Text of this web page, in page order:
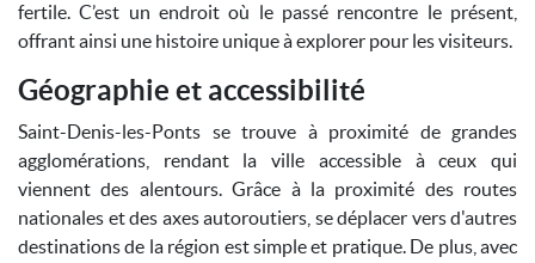
fertile. C’est un endroit où le passé rencontre le présent,
offrant ainsi une histoire unique à explorer pour les visiteurs.
Géographie et accessibilité
Saint-Denis-les-Ponts se trouve à proximité de grandes
agglomérations, rendant la ville accessible à ceux qui
viennent des alentours. Grâce à la proximité des routes
nationales et des axes autoroutiers, se déplacer vers d'autres
destinations de la région est simple et pratique. De plus, avec